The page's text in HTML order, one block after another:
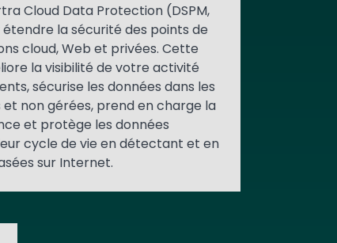
Cloud Data Protection (DSPM,
étendre la sécurité des points de
cloud, Web et privées. Cette
la visibilité de votre activité
sécurise les données dans les
non gérées, prend en charge la
et protège les données
cycle de vie en détectant et en
sur Internet.